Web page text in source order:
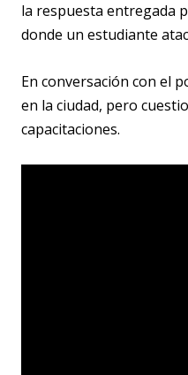
la respuesta entregada
donde un estudiante
En conversación con el
en la ciudad, pero
capacitaciones.